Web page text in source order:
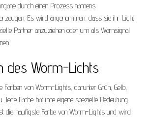
durch einen Prozess namens
Es wird angenommen, dass sie ihr Licht
Partner anzuziehen oder um als Warnsignal
des Worm-Lichts
Farben von Worm-Lights, darunter Grün, Gelb,
Jede Farbe hat ihre eigene spezielle Bedeutung
die häufigste Farbe von Worm-Lights und wird